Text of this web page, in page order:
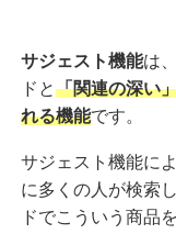
サジェスト機能は
ドと「関連の深い
れる機能です。
サジェスト機能に
に多くの人が検索
ドでこういう商品